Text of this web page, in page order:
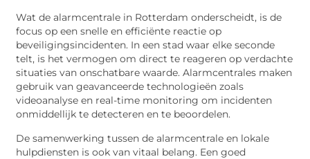
Wat de alarmcentrale in Rotterdam onderscheidt, is de
focus op een snelle en efficiënte reactie op
beveiligingsincidenten. In een stad waar elke seconde
telt, is het vermogen om direct te reageren op verdachte
situaties van onschatbare waarde. Alarmcentrales maken
gebruik van geavanceerde technologieën zoals
videoanalyse en real-time monitoring om incidenten
onmiddellijk te detecteren en te beoordelen.
De samenwerking tussen de alarmcentrale en lokale
hulpdiensten is ook van vitaal belang. Een goed